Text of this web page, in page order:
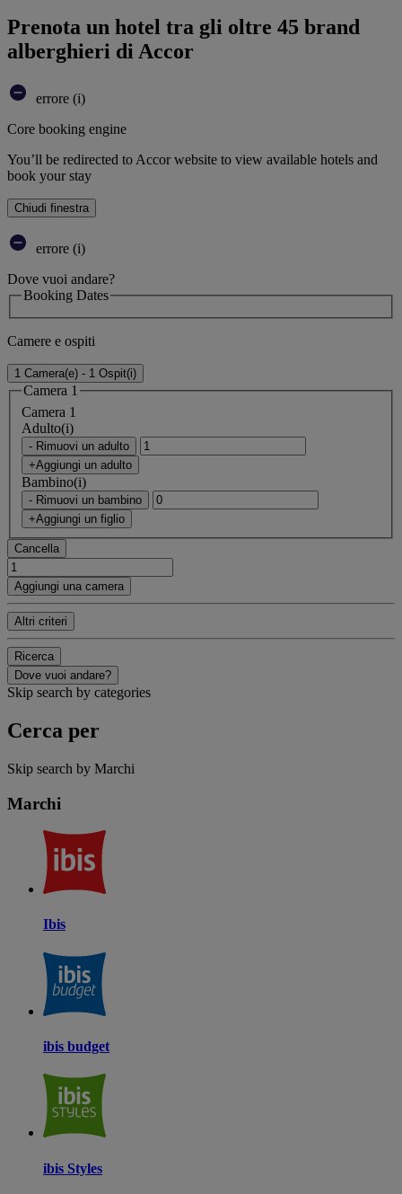
Prenota un hotel tra gli oltre 45 brand
alberghieri di Accor
errore (i)
Core booking engine
You’ll be redirected to Accor website to view available hotels and
book your stay
Chiudi finestra
errore (i)
Dove vuoi andare?
Booking Dates
Camere e ospiti
1 Camera(e) - 1 Ospit(i)
Camera 1
Camera 1
Adulto(i)
- Rimuovi un adulto
+Aggiungi un adulto
Bambino(i)
- Rimuovi un bambino
+Aggiungi un figlio
Cancella
Aggiungi una camera
Altri criteri
Ricerca
Dove vuoi andare?
Skip search by categories
Cerca per
Skip search by Marchi
Marchi
Ibis
ibis budget
ibis Styles